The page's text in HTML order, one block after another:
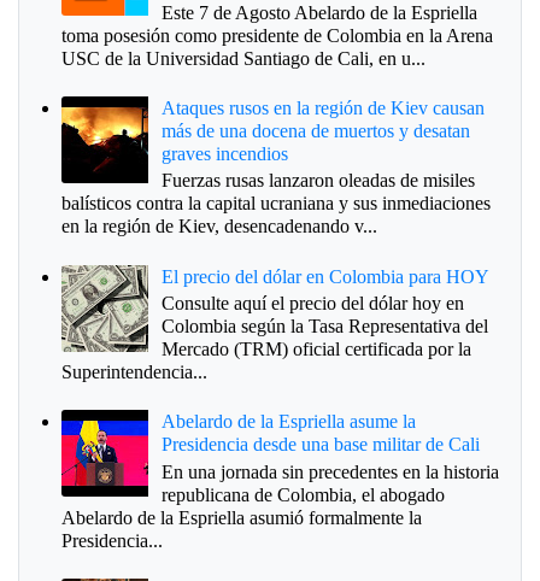
Este 7 de Agosto Abelardo de la Espriella
toma posesión como presidente de Colombia en la Arena
USC de la Universidad Santiago de Cali, en u...
Ataques rusos en la región de Kiev causan
más de una docena de muertos y desatan
graves incendios
Fuerzas rusas lanzaron oleadas de misiles
balísticos contra la capital ucraniana y sus inmediaciones
en la región de Kiev, desencadenando v...
El precio del dólar en Colombia para HOY
Consulte aquí el precio del dólar hoy en
Colombia según la Tasa Representativa del
Mercado (TRM) oficial certificada por la
Superintendencia...
Abelardo de la Espriella asume la
Presidencia desde una base militar de Cali
En una jornada sin precedentes en la historia
republicana de Colombia, el abogado
Abelardo de la Espriella asumió formalmente la
Presidencia...